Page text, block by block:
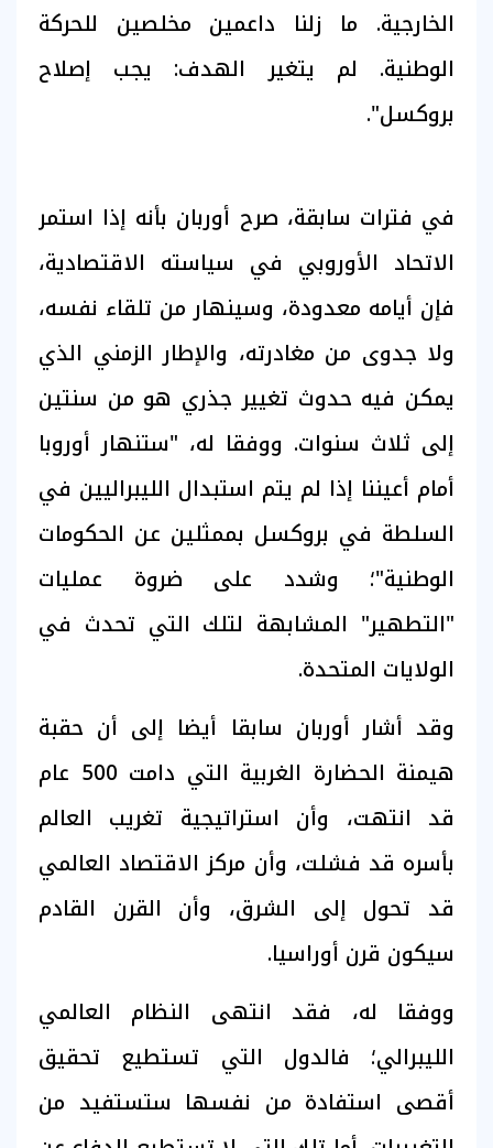
الخارجية. ما زلنا داعمين مخلصين للحركة
الوطنية. لم يتغير الهدف: يجب إصلاح
بروكسل".
في فترات سابقة، صرح أوربان بأنه إذا استمر
الاتحاد الأوروبي في سياسته الاقتصادية،
فإن أيامه معدودة، وسينهار من تلقاء نفسه،
ولا جدوى من مغادرته، والإطار الزمني الذي
يمكن فيه حدوث تغيير جذري هو من سنتين
إلى ثلاث سنوات. ووفقا له، "ستنهار أوروبا
أمام أعيننا إذا لم يتم استبدال الليبراليين في
السلطة في بروكسل بممثلين عن الحكومات
الوطنية"؛ وشدد على ضروة عمليات
"التطهير" المشابهة لتلك التي تحدث في
الولايات المتحدة.
وقد أشار أوربان سابقا أيضا إلى أن حقبة
هيمنة الحضارة الغربية التي دامت 500 عام
قد انتهت، وأن استراتيجية تغريب العالم
بأسره قد فشلت، وأن مركز الاقتصاد العالمي
قد تحول إلى الشرق، وأن القرن القادم
سيكون قرن أوراسيا.
ووفقا له، فقد انتهى النظام العالمي
الليبرالي؛ فالدول التي تستطيع تحقيق
أقصى استفادة من نفسها ستستفيد من